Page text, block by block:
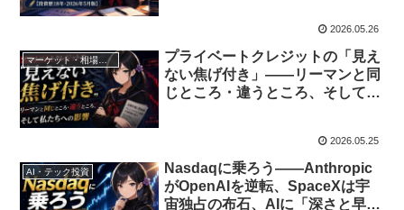
2026.05.26
マーケット・相場分析
プライベートクレジットの「見え
ない焦げ付き」――リーマンと同
じところ・違うところ、そして私
2026.05.25
AI・テック投資
Nasdaqに乗ろう——Anthropic
がOpenAIを逆転、SpaceXは宇
宙独占の布石、AIに「深さと早